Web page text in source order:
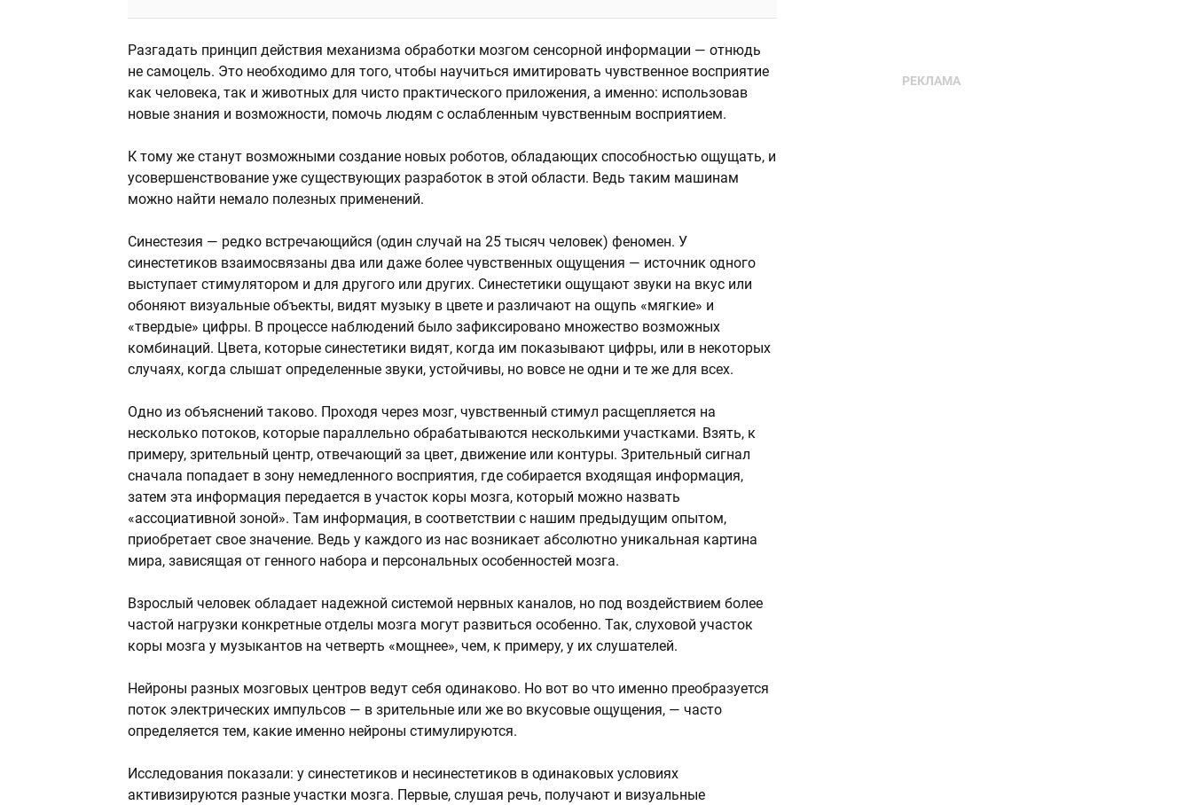
Разгадать принцип действия механизма обработки мозгом сенсорной информации — отнюдь
не самоцель. Это необходимо для того, чтобы научиться имитировать чувственное восприятие
как человека, так и животных для чисто практического приложения, а именно: использовав
новые знания и возможности, помочь людям с ослабленным чувственным восприятием.
К тому же станут возможными создание новых роботов, обладающих способностью ощущать, и
усовершенствование уже существующих разработок в этой области. Ведь таким машинам
можно найти немало полезных применений.
Синестезия — редко встречающийся (один случай на 25 тысяч человек) феномен. У
синестетиков взаимосвязаны два или даже более чувственных ощущения — источник одного
выступает стимулятором и для другого или других. Синестетики ощущают звуки на вкус или
обоняют визуальные объекты, видят музыку в цвете и различают на ощупь «мягкие» и
«твердые» цифры. В процессе наблюдений было зафиксировано множество возможных
комбинаций. Цвета, которые синестетики видят, когда им показывают цифры, или в некоторых
случаях, когда слышат определенные звуки, устойчивы, но вовсе не одни и те же для всех.
Одно из объяснений таково. Проходя через мозг, чувственный стимул расщепляется на
несколько потоков, которые параллельно обрабатываются несколькими участками. Взять, к
примеру, зрительный центр, отвечающий за цвет, движение или контуры. Зрительный сигнал
сначала попадает в зону немедленного восприятия, где собирается входящая информация,
затем эта информация передается в участок коры мозга, который можно назвать
«ассоциативной зоной». Там информация, в соответствии с нашим предыдущим опытом,
приобретает свое значение. Ведь у каждого из нас возникает абсолютно уникальная картина
мира, зависящая от генного набора и персональных особенностей мозга.
Взрослый человек обладает надежной системой нервных каналов, но под воздействием более
частой нагрузки конкретные отделы мозга могут развиться особенно. Так, слуховой участок
коры мозга у музыкантов на четверть «мощнее», чем, к примеру, у их слушателей.
Нейроны разных мозговых центров ведут себя одинаково. Но вот во что именно преобразуется
поток электрических импульсов — в зрительные или же во вкусовые ощущения, — часто
определяется тем, какие именно нейроны стимулируются.
Исследования показали: у синестетиков и несинестетиков в одинаковых условиях
активизируются разные участки мозга. Первые, слушая речь, получают и визуальные